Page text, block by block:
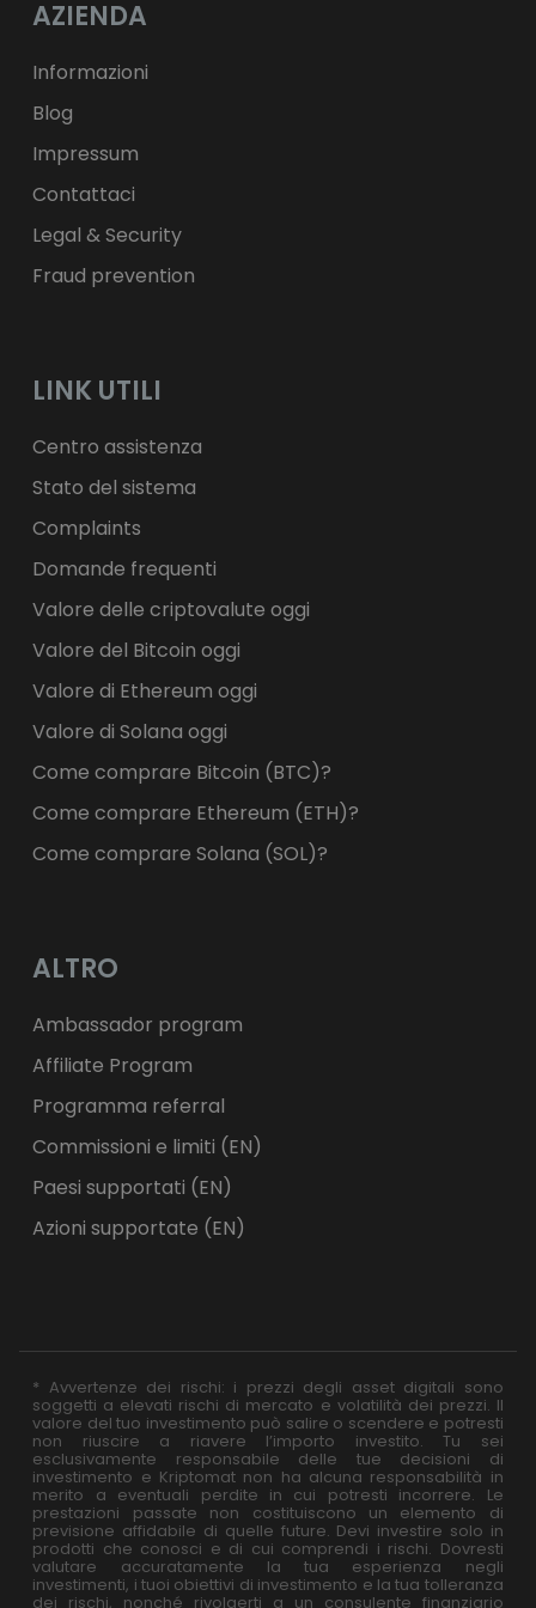
ft HUF
zł PLN
AZIENDA
Informazioni
Blog
Impressum
Contattaci
Legal & Security
Fraud prevention
LINK UTILI
Centro assistenza
Stato del sistema
Complaints
Domande frequenti
Valore delle criptovalute oggi
Valore del Bitcoin oggi
Valore di Ethereum oggi
Valore di Solana oggi
Come comprare Bitcoin (BTC)?
Come comprare Ethereum (ETH)?
Come comprare Solana (SOL)?
ALTRO
Ambassador program
Affiliate Program
Programma referral
Commissioni e limiti (EN)
Paesi supportati (EN)
Azioni supportate (EN)
* Avvertenze dei rischi: i prezzi degli asset digitali sono
soggetti a elevati rischi di mercato e volatilità dei prezzi. Il
valore del tuo investimento può salire o scendere e potresti
non riuscire a riavere l’importo investito. Tu sei
esclusivamente responsabile delle tue decisioni di
investimento e Kriptomat non ha alcuna responsabilità in
merito a eventuali perdite in cui potresti incorrere. Le
prestazioni passate non costituiscono un elemento di
previsione affidabile di quelle future. Devi investire solo in
prodotti che conosci e di cui comprendi i rischi. Dovresti
valutare accuratamente la tua esperienza negli
investimenti, i tuoi obiettivi di investimento e la tua tolleranza
dei rischi, nonché rivolgerti a un consulente finanziario